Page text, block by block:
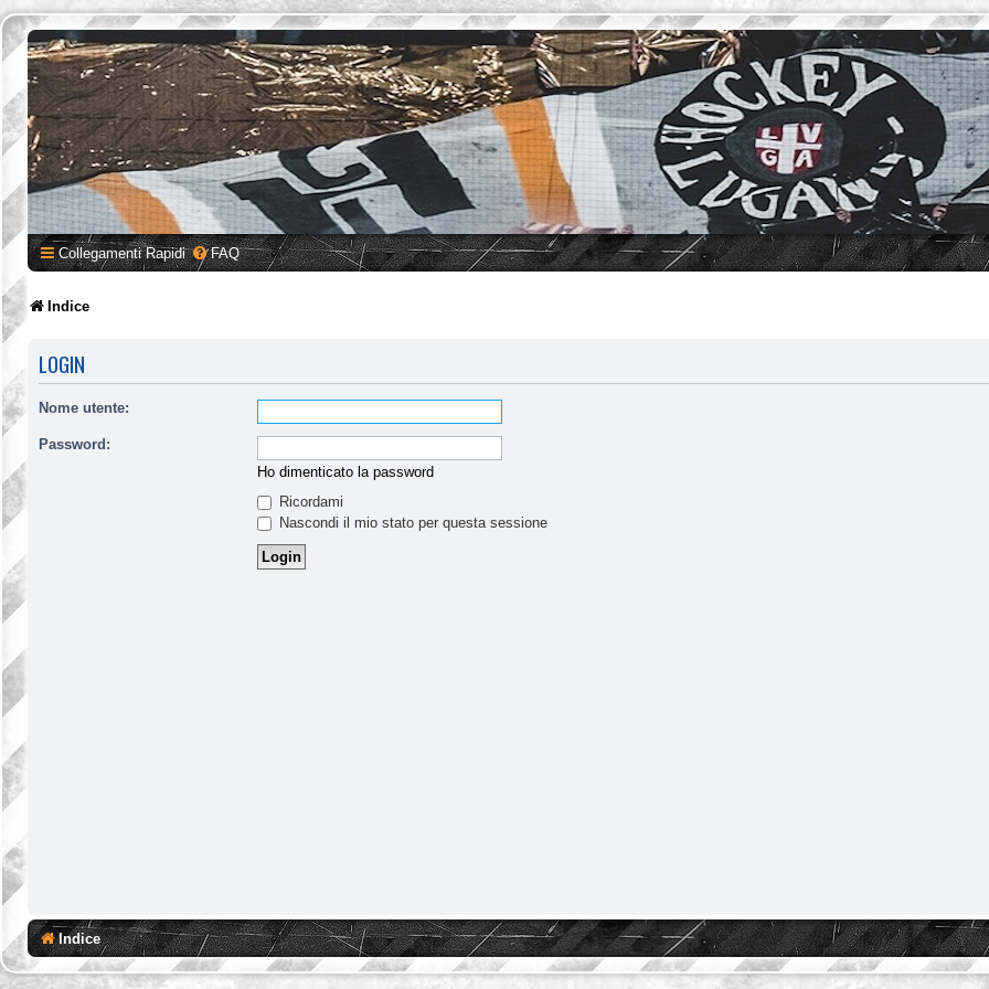
Collegamenti Rapidi FAQ
Indice
LOGIN
Nome utente:
Password:
Ho dimenticato la password
Ricordami
Nascondi il mio stato per questa sessione
Indice